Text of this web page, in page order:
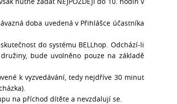
doba uvedená v Přihlášce účastníka
do systému BELLhop. Odchází-li
bude uvolněno pouze na základě
k vyzvedávání, tedy nejdříve 30 minut
na příchod dítěte a nevzdalují se.